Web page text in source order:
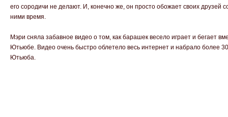
его сородичи не делают. И, конечно же, он просто обожает своих друзей
ними время.
Мэри сняла забавное видео о том, как барашек весело играет и бегает
Ютьюбе. Видео очень быстро облетело весь интернет и набрало более
Ютьюба.